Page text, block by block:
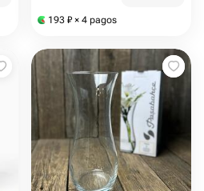
193 ₽ × 4 pagos